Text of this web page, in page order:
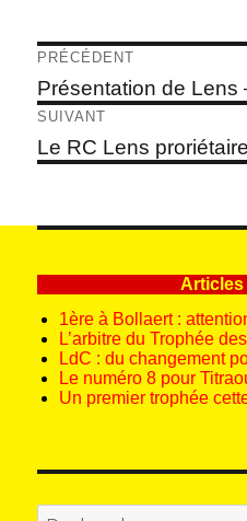
Navigation
de
l’article
PRÉCÉDENT
Article
précédent :
Présentation de Lens
SUIVANT
Article
suivant :
Le RC Lens
Articles
1ère à Bollaert :
L’arbitre du Trophée
LdC : du changement
Le numéro 8 pour
Un premier trophée